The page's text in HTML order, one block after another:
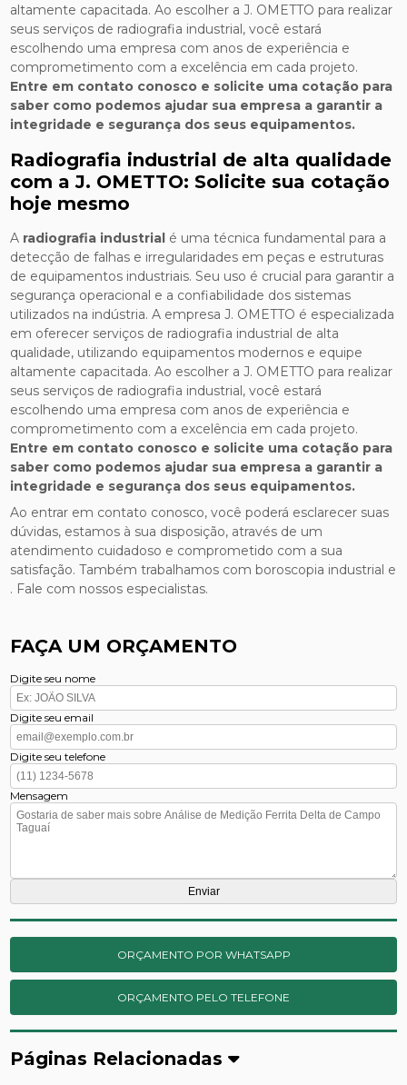
altamente capacitada. Ao escolher a J. OMETTO para realizar
seus serviços de radiografia industrial, você estará
escolhendo uma empresa com anos de experiência e
comprometimento com a excelência em cada projeto.
Entre em contato conosco e solicite uma cotação para
saber como podemos ajudar sua empresa a garantir a
integridade e segurança dos seus equipamentos.
Radiografia industrial de alta qualidade
com a J. OMETTO: Solicite sua cotação
hoje mesmo
A radiografia industrial é uma técnica fundamental para a
detecção de falhas e irregularidades em peças e estruturas
de equipamentos industriais. Seu uso é crucial para garantir a
segurança operacional e a confiabilidade dos sistemas
utilizados na indústria. A empresa J. OMETTO é especializada
em oferecer serviços de radiografia industrial de alta
qualidade, utilizando equipamentos modernos e equipe
altamente capacitada. Ao escolher a J. OMETTO para realizar
seus serviços de radiografia industrial, você estará
escolhendo uma empresa com anos de experiência e
comprometimento com a excelência em cada projeto.
Entre em contato conosco e solicite uma cotação para
saber como podemos ajudar sua empresa a garantir a
integridade e segurança dos seus equipamentos.
Ao entrar em contato conosco, você poderá esclarecer suas
dúvidas, estamos à sua disposição, através de um
atendimento cuidadoso e comprometido com a sua
satisfação. Também trabalhamos com boroscopia industrial e
. Fale com nossos especialistas.
FAÇA UM ORÇAMENTO
Digite seu nome
Digite seu email
Digite seu telefone
Mensagem
ORÇAMENTO POR WHATSAPP
ORÇAMENTO PELO TELEFONE
Páginas Relacionadas